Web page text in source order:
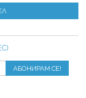
АБОНИРАМ СЕ!